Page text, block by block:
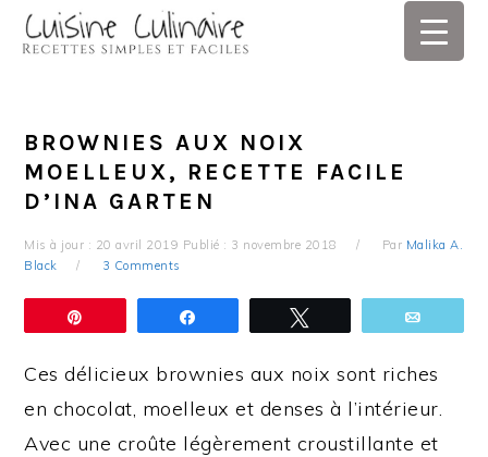
Skip
Skip
Skip
Skip
BROWNIES AUX NOIX
MOELLEUX, RECETTE FACILE
D’INA GARTEN
Mis à jour : 20 avril 2019 Publié : 3 novembre 2018 Par Malika A.
Black
3 Comments
Ces délicieux brownies aux noix sont riches
en chocolat, moelleux et denses à l’intérieur.
Avec une croûte légèrement croustillante et